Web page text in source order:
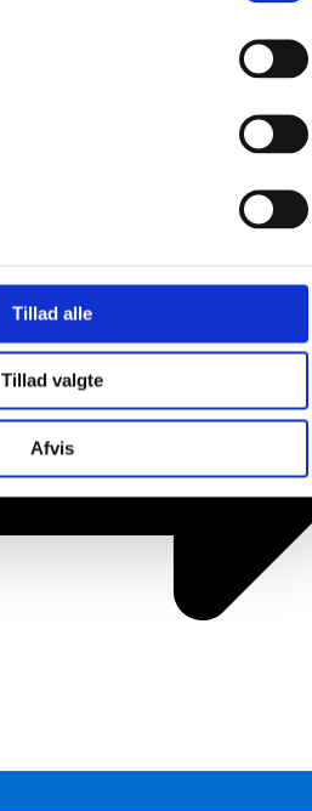
Tillad alle
Tillad valgte
Afvis